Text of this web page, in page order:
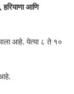
, हरियाणा आणि
आहे. येत्या ८ ते १०